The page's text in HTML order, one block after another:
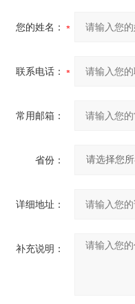
您的姓名：
联系电话：
常用邮箱：
省份：
详细地址：
补充说明：